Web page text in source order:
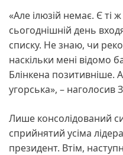
«Але ілюзій немає. Є ті
сьогоднішній день
списку. Не знаю, чи
наскільки мені відомо
Блінкена позитивніше.
угорська», – наголосив
Лише консолідований
сприйнятий усіма
президент. Втім,